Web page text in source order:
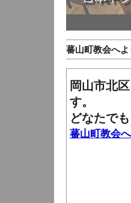
蕃山町教会へ
岡山市北
す。
どなたで
蕃山町教会